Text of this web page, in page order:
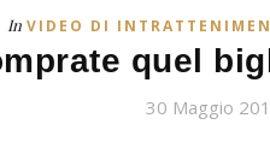
In VIDEO DI
quel
30 Maggio